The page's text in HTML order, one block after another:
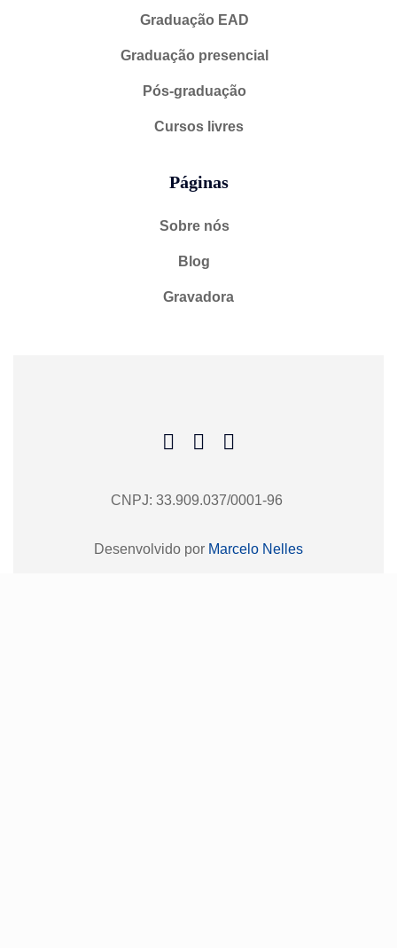
Graduação EAD
Graduação presencial
Pós-graduação
Cursos livres
Páginas
Sobre nós
Blog
Gravadora
CNPJ: 33.909.037/0001-96
Desenvolvido por Marcelo Nelles